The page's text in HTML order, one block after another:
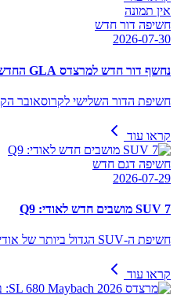
אין תמונה
חשיפה דור חדש
2026-07-30
נחשף דור חדש למרצדס GLA החדשה 2026
חשיפת הדור השלישי לקרוסאובר
קראו עוד
חשיפה דגם חדש
2026-07-29
SUV 7 מושבים חדש לאודי: Q9
חשיפת ה-SUV הגדול ביותר של אודי
קראו עוד